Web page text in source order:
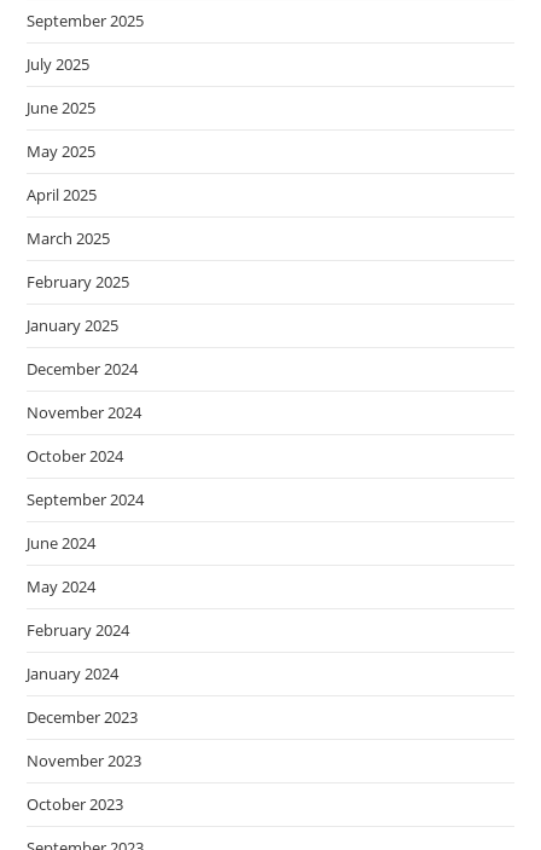
September 2025
July 2025
June 2025
May 2025
April 2025
March 2025
February 2025
January 2025
December 2024
November 2024
October 2024
September 2024
June 2024
May 2024
February 2024
January 2024
December 2023
November 2023
October 2023